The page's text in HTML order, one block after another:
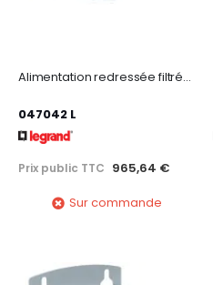
Alimentation redressée filtrée monophasée 230-400V~/sortie 48V= - 120W - 2,5A
047042 L
Prix public TTC 965,64 €
Sur commande